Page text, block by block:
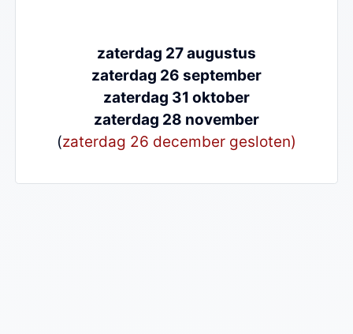
zaterdag 27 augustus
zaterdag 26 september
zaterdag 31 oktober
zaterdag 28 november
(zaterdag 26 december gesloten)